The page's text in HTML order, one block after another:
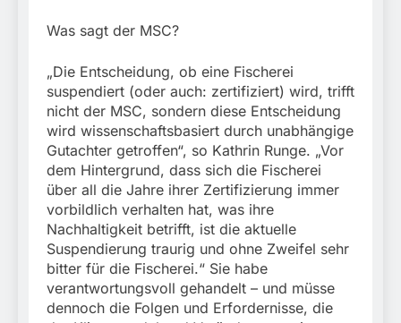
Was sagt der MSC?
„Die Entscheidung, ob eine Fischerei
suspendiert (oder auch: zertifiziert) wird, trifft
nicht der MSC, sondern diese Entscheidung
wird wissenschaftsbasiert durch unabhängige
Gutachter getroffen“, so Kathrin Runge. „Vor
dem Hintergrund, dass sich die Fischerei
über all die Jahre ihrer Zertifizierung immer
vorbildlich verhalten hat, was ihre
Nachhaltigkeit betrifft, ist die aktuelle
Suspendierung traurig und ohne Zweifel sehr
bitter für die Fischerei.“ Sie habe
verantwortungsvoll gehandelt – und müsse
dennoch die Folgen und Erfordernisse, die